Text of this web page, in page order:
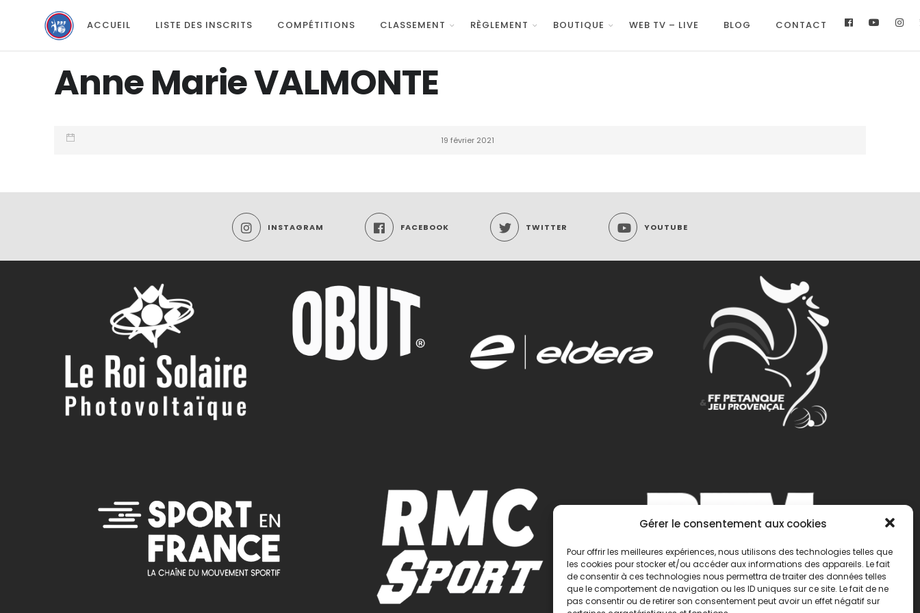
Gérer le consentement aux cookies
Pour offrir les meilleures expériences, nous utilisons des technologies telles que
les cookies pour stocker et/ou accéder aux informations des appareils. Le fait
de consentir à ces technologies nous permettra de traiter des données telles
que le comportement de navigation ou les ID uniques sur ce site. Le fait de ne
pas consentir ou de retirer son consentement peut avoir un effet négatif sur
ACCUEIL LISTE DES INSCRITS COMPÉTITIONS CLASSEMENT RÈGLEMENT BOUTIQUE WEB TV – LIVE BLOG CONTACT
Anne Marie VALMONTE
19 février 2021
INSTAGRAM FACEBOOK TWITTER YOUTUBE